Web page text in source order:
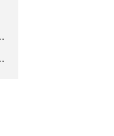
关于坚持
会议精神